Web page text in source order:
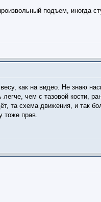
подъем, иногда
как на видео. Не знаю
легче, чем с тазовой кости,
та схема движения, и так
тоже прав.